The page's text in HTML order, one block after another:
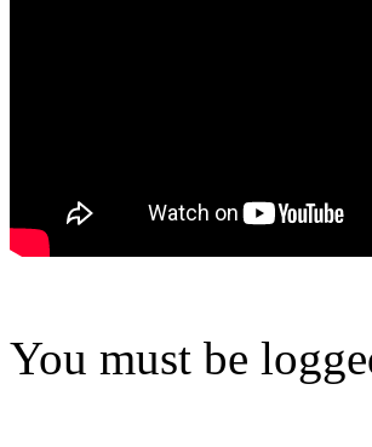
You must be